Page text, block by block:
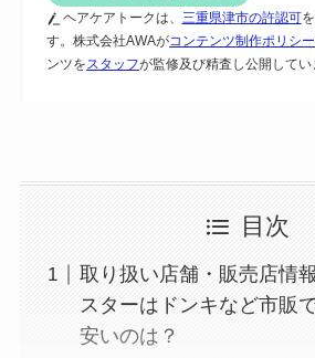
ヘアケアトークは、 三重県津市の許認可
す。株式会社AWAがコンテンツ制作ポリシー
ンツを スタッフが監修及び精査し公開してい
目次
取り扱い店舗・販売店情
スターはドンキなど市販
安いのは？